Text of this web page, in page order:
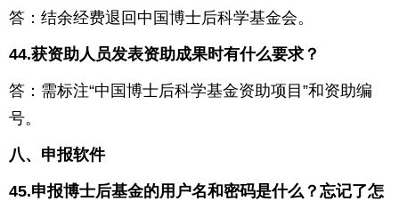
答：结余经费退回中国博士后科学基金会。
44.获资助人员发表资助成果时有什么要求？
答：需标注“中国博士后科学基金资助项目”和资助编
号。
八、申报软件
45.申报博士后基金的用户名和密码是什么？忘记了怎